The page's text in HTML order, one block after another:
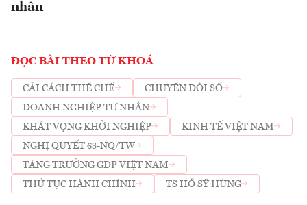
nhân
ĐỌC BÀI THEO TỪ KHOÁ
CẢI CÁCH THỂ CHẾ
CHUYỂN ĐỔI SỐ
DOANH NGHIỆP TƯ NHÂN
KHÁT VỌNG KHỞI NGHIỆP
KINH TẾ VIỆT NAM
NGHỊ QUYẾT 68-NQ/TW
TĂNG TRƯỞNG GDP VIỆT NAM
THỦ TỤC HÀNH CHÍNH
TS HỒ SỸ HÙNG